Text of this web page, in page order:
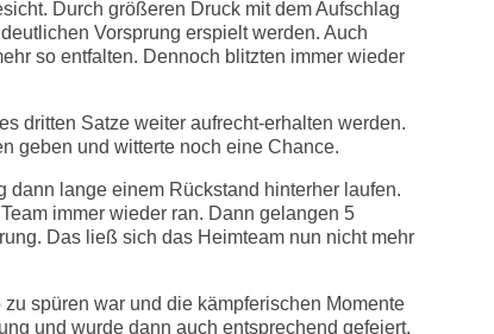
Durch größeren Druck mit dem Aufschlag
Vorsprung erspielt werden. Auch
so entfalten. Dennoch blitzten immer wieder
dritten Satze weiter aufrecht-erhalten werden.
geben und witterte noch eine Chance.
dann lange einem Rückstand hinterher laufen.
immer wieder ran. Dann gelangen 5
Das ließ sich das Heimteam nun nicht mehr
spüren war und die kämpferischen Momente
und wurde dann auch entsprechend gefeiert.